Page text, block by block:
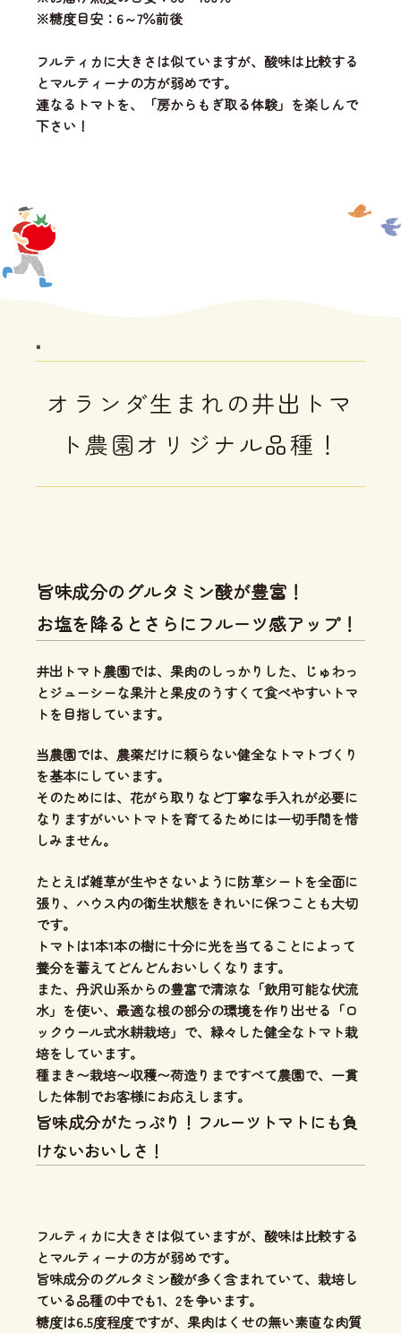
※糖度目安：6～7％前後
フルティカに大きさは似ていますが、酸味は比較する
とマルティーナの方が弱めです。
連なるトマトを、「房からもぎ取る体験」を楽しんで
下さい！
"
オランダ生まれの井出トマ
ト農園オリジナル品種！
旨味成分のグルタミン酸が豊富！
お塩を降るとさらにフルーツ感アップ！
井出トマト農園では、 果肉のしっかりした、じゅわっ
とジューシーな果汁と果皮のうすくて食べやすいトマ
トを目指しています。
当農園では、 農薬だけに頼らない健全なトマトづくり
を基本にしています。
そのためには、花がら取りなど丁寧な手入れが必要に
なりますがいいトマトを育てるためには一切手間を惜
しみません。
たとえば雑草が生やさないように防草シートを全面に
張り、ハウス内の衛生状態をきれいに保つことも大切
です。
トマトは1本1本の樹に十分に光を当てることによって
養分を蓄えてどんどんおいしくなります。
また、丹沢山系からの豊富で清涼な「飲用可能な伏流
水」を使い、 最適な根の部分の環境を作り出せる「ロ
ックウール式水耕栽培」 で、緑々した健全なトマト栽
培をしています。
種まき〜栽培〜収穫〜荷造りまですべて農園で、一貫
した体制でお客様にお応えします。
旨味成分がたっぷり！フルーツトマトにも負
けないおいしさ！
フルティカに大きさは似ていますが、酸味は比較する
とマルティーナの方が弱めです。
旨味成分のグルタミン酸が多く含まれていて、 栽培し
ている品種の中でも1、2を争います。
糖度は6.5度程度ですが、果肉はくせの無い素直な肉質